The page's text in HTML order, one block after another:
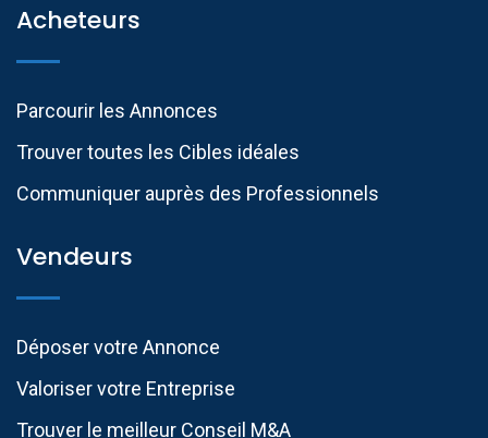
Acheteurs
Parcourir les Annonces
Trouver toutes les Cibles idéales
Communiquer auprès des Professionnels​
Vendeurs
Déposer votre Annonce
Valoriser votre Entreprise
Trouver le meilleur Conseil M&A